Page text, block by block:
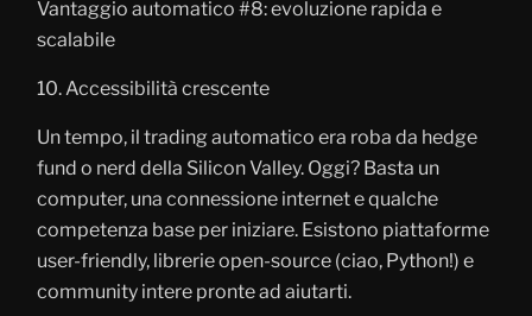
Vantaggio automatico #8: evoluzione rapida e
scalabile
10. Accessibilità crescente
Un tempo, il trading automatico era roba da hedge
fund o nerd della Silicon Valley. Oggi? Basta un
computer, una connessione internet e qualche
competenza base per iniziare. Esistono piattaforme
user-friendly, librerie open-source (ciao, Python!) e
community intere pronte ad aiutarti.